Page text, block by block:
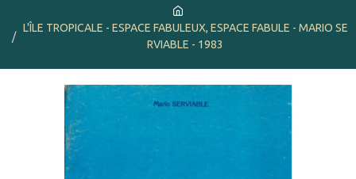
L'ÎLE TROPICALE - ESPACE FABULEUX, ESPACE FABULE - MARIO SE
RVIABLE - 1983